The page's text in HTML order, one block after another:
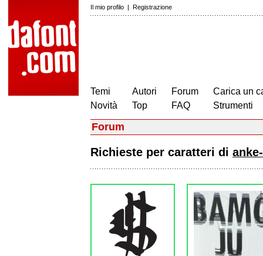
Il mio profilo | Registrazione
Temi
Novità
Autori
Top
Forum
FAQ
Carica un
Strumenti
Forum
Richieste per caratteri di